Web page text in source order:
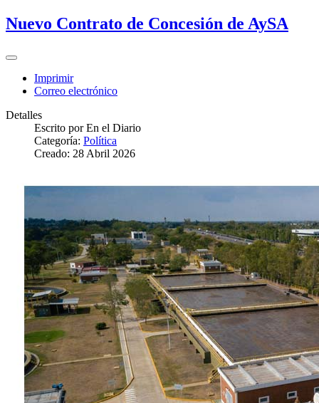
Nuevo Contrato de Concesión de AySA
Imprimir
Correo electrónico
Detalles
Escrito porEn el Diario
Categoría: Política
Creado: 28 Abril 2026